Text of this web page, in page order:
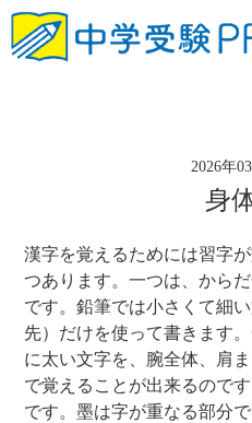
2026年
身
漢字を覚えるためには習字
つあります。一つは、から
です。鉛筆では小さくて細
先）だけを使って書きます
に太い文字を、腕全体、肩
で覚えることが出来るので
です。墨は字が重なる部分